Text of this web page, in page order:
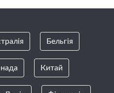
Бельгія
Китай